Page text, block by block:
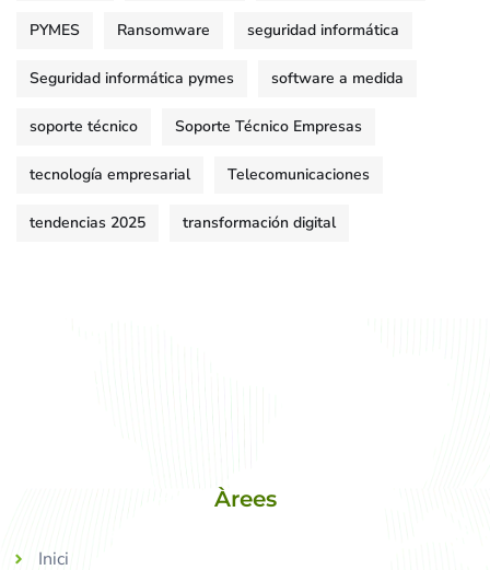
PYMES Ransomware seguridad informática
Seguridad informática pymes software a medida
soporte técnico Soporte Técnico Empresas
tecnología empresarial Telecomunicaciones
tendencias 2025 transformación digital
Àrees
Inici